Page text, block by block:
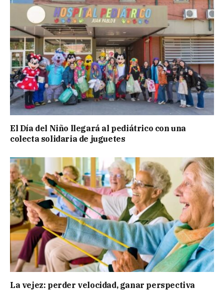
El Día del Niño llegará al pediátrico con una
colecta solidaria de juguetes
La vejez: perder velocidad, ganar perspectiva